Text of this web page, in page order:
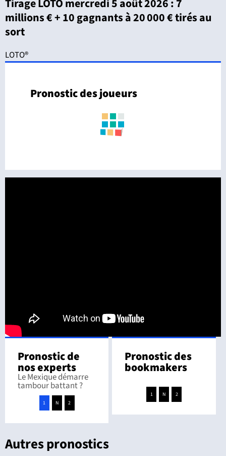
Tirage LOTO mercredi 5 août 2026 : 7
millions € + 10 gagnants à 20 000 € tirés au
sort
LOTO®
Pronostic des joueurs
Pronostic de
nos experts
Le Mexique démarre
tambour battant ?
1 N 2
Pronostic des
bookmakers
1 N 2
Autres pronostics